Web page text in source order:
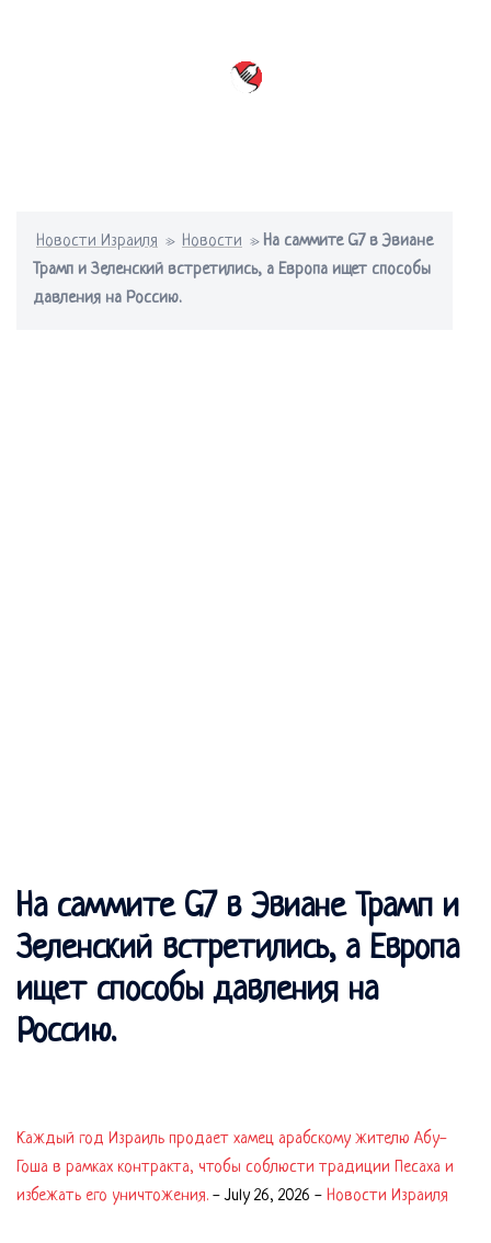
Новости Израиля » Новости » На саммите G7 в Эвиане
Трамп и Зеленский встретились, а Европа ищет способы
давления на Россию.
На саммите G7 в Эвиане Трамп и
Зеленский встретились, а Европа
ищет способы давления на
Россию.
Каждый год Израиль продает хамец арабскому жителю Абу-
Гоша в рамках контракта, чтобы соблюсти традиции Песаха и
избежать его уничтожения. -July 26, 2026 - Новости Израиля